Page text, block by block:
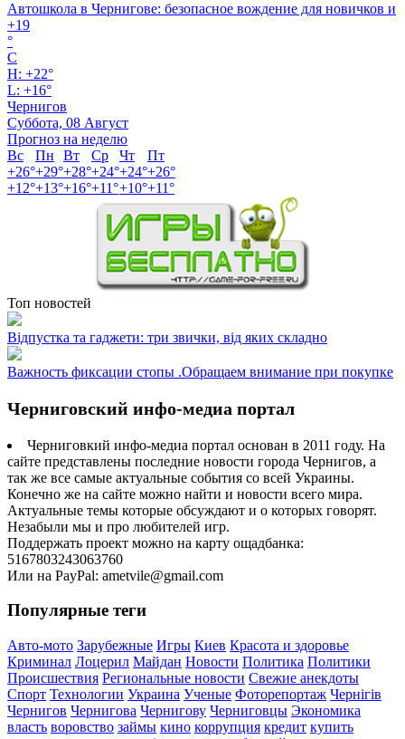
Автошкола в Чернигове: безопасное вождение для новичков и
+19
°
C
H: +22°
L: +16°
Чернигов
Суббота, 08 Август
Прогноз на неделю
Вс
Пн Вт Ср Чт
Пт
+26°+29°+28°+24°+24°+26°
+12°+13°+16°+11°+10°+11°
Топ новостей
Відпустка та гаджети: три звички, від яких складно
Важность фиксации стопы .Обращаем внимание при покупке
Черниговский инфо-медиа портал
Черниговкий инфо-медиа портал основан в 2011 году. На
сайте представлены последние новости города Чернигов, а
так же все самые актуальные события со всей Украины.
Конечно же на сайте можно найти и новости всего мира.
Актуальные темы которые обсуждают и о которых говорят.
Незабыли мы и про любителей игр.
Поддержать проект можно на карту ощадбанка:
5167803243063760
Или на PayPal: ametvile@gmail.com
Популярные теги
Авто-мото Зарубежные Игры Киев Красота и здоровье
Криминал Лоцерил Майдан Новости Политика Политики
Происшествия Региональные новости Свежие анекдоты
Спорт Технологии Украина Ученые Фоторепортаж Чернігів
Чернигов Чернигова Чернигову Черниговцы Экономика
власть воровство займы кино коррупция кредит купить